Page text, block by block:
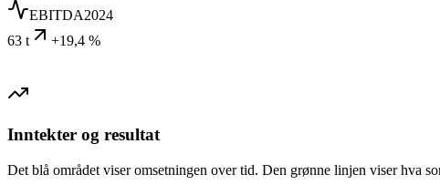
EBITDA2024
63 t
+19,4 %
Inntekter og resultat
Det blå området viser omsetningen over tid. Den grønne linjen viser hva